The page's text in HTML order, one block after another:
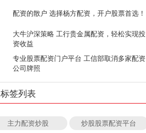
配资的散户 选择杨方配资，开户股票首选！
大牛沪深策略 工行贵金属配资，轻松实现投
资收益
专业股票配资门户平台 工信部取消多家配资
公司牌照
标签列表
主力配资炒股 炒股股票配资平台